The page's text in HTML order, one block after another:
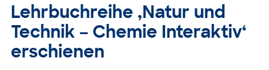
Lehrbuchreihe ‚Natur und
Technik – Chemie Interaktiv‘
erschienen